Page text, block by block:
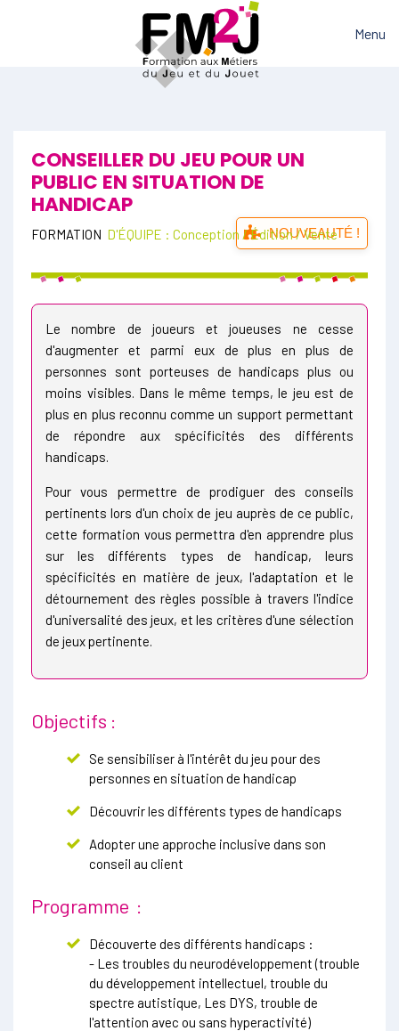
Menu
CONSEILLER DU JEU POUR UN
PUBLIC EN SITUATION DE
HANDICAP
FORMATION D'ÉQUIPE : Conception / Édition / Vente
NOUVEAUTÉ !
Le nombre de joueurs et joueuses ne cesse
d'augmenter et parmi eux de plus en plus de
personnes sont porteuses de handicaps plus ou
moins visibles. Dans le même temps, le jeu est de
plus en plus reconnu comme un support permettant
de répondre aux spécificités des différents
handicaps.
Pour vous permettre de prodiguer des conseils
pertinents lors d'un choix de jeu auprès de ce public,
cette formation vous permettra d'en apprendre plus
sur les différents types de handicap, leurs
spécificités en matière de jeux, l'adaptation et le
détournement des règles possible à travers l'indice
d'universalité des jeux, et les critères d'une sélection
de jeux pertinente.
Objectifs :
Se sensibiliser à l'intérêt du jeu pour des
personnes en situation de handicap
Découvrir les différents types de handicaps
Adopter une approche inclusive dans son
conseil au client
Programme :
Découverte des différents handicaps :
- Les troubles du neurodéveloppement (trouble
du développement intellectuel, trouble du
spectre autistique, Les DYS, trouble de
l'attention avec ou sans hyperactivité)